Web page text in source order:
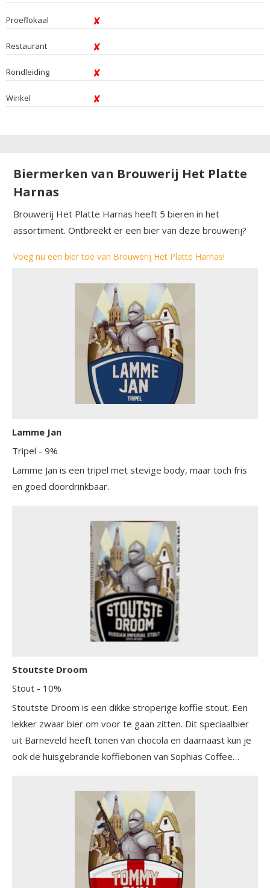
Proeflokaal
Restaurant
Rondleiding
Winkel
Biermerken van Brouwerij Het Platte
Harnas
Brouwerij Het Platte Harnas heeft 5 bieren in het
assortiment. Ontbreekt er een bier van deze brouwerij?
Voeg nu een bier toe van Brouwerij Het Platte Harnas!
Lamme Jan
Tripel - 9%
Lamme Jan is een tripel met stevige body, maar toch fris
en goed doordrinkbaar.
Stoutste Droom
Stout - 10%
Stoutste Droom is een dikke stroperige koffie stout. Een
lekker zwaar bier om voor te gaan zitten. Dit speciaalbier
uit Barneveld heeft tonen van chocola en daarnaast kun je
ook de huisgebrande koffiebonen van Sophias Coffee